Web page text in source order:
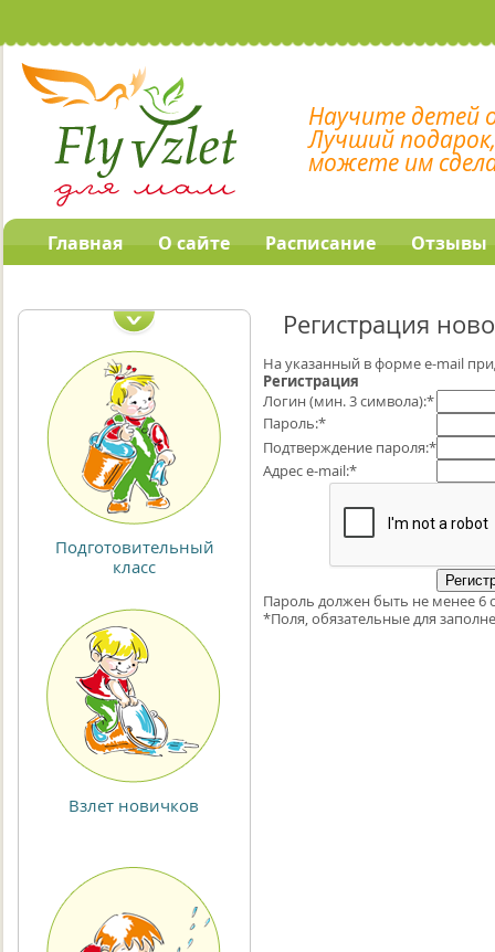
Научите детей
Лучший
можете им
Главная О сайте Расписание Отзывы
программы
Подготовительный
класс
Взлет новичков
Регистрация
На указанный в форме e-mail
Регистрация
Логин (мин. 3 символа):*
Пароль:*
Подтверждение пароля:*
Адрес e-mail:*
Пароль должен быть не менее 6
*Поля, обязательные для